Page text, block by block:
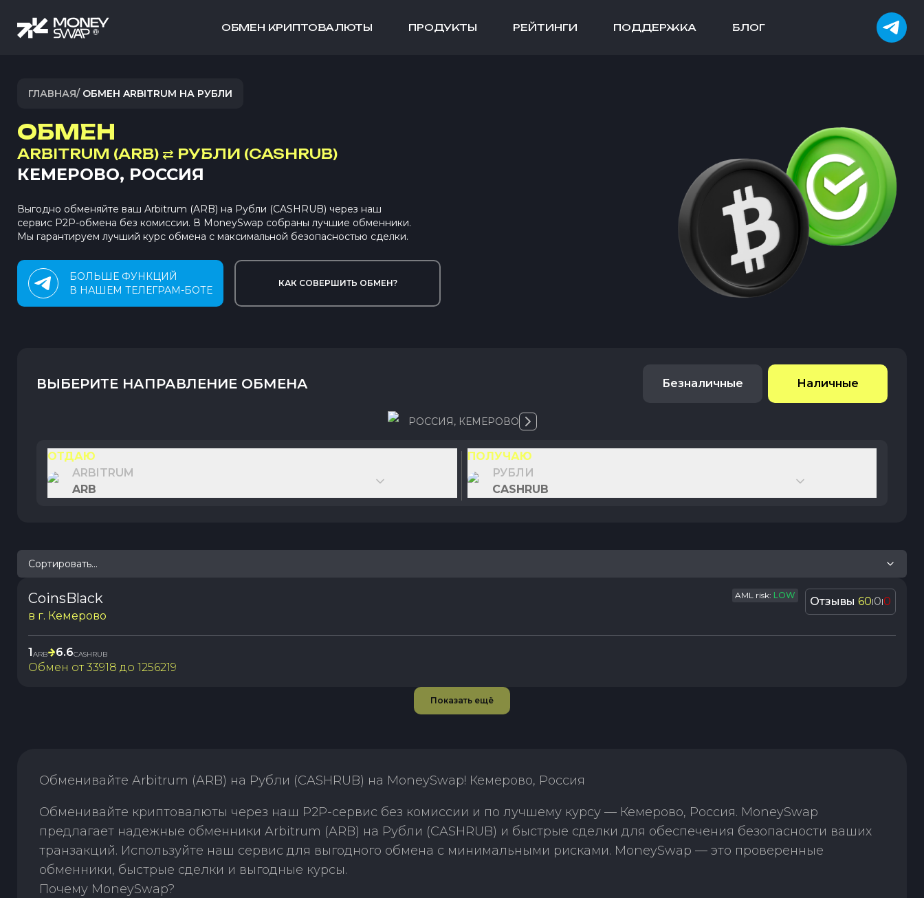
ОБМЕН КРИПТОВАЛЮТЫ ПРОДУКТЫ РЕЙТИНГИ ПОДДЕРЖКА БЛОГ
ГЛАВНАЯ/ ОБМЕН ARBITRUM НА РУБЛИ
ОБМЕН
ARBITRUM (ARB) ⇄ РУБЛИ (CASHRUB)
КЕМЕРОВО, РОССИЯ
Выгодно обменяйте ваш Arbitrum (ARB) на Рубли (CASHRUB) через наш
сервис P2P-обмена без комиссии. В MoneySwap собраны лучшие обменники.
Мы гарантируем лучший курс обмена с максимальной безопасностью сделки.
БОЛЬШЕ ФУНКЦИЙ
В НАШЕМ ТЕЛЕГРАМ-БОТЕ
КАК СОВЕРШИТЬ ОБМЕН?
ВЫБЕРИТЕ НАПРАВЛЕНИЕ ОБМЕНА Безналичные Наличные
РОССИЯ, КЕМЕРОВО
ОТДАЮ
ARBITRUM
ARB
ПОЛУЧАЮ
РУБЛИ
CASHRUB
Сортировать...
CoinsBlack AML risk: LOW
в г. Кемерово
Отзывы 60|0|0
1ARB 6.6CASHRUB
Обмен от33918 до 1256219
Показать ещё
Обменивайте Arbitrum (ARB) на Рубли (CASHRUB) на MoneySwap! Кемерово, Россия
Обменивайте криптовалюты через наш P2P-сервис без комиссии и по лучшему курсу — Кемерово, Россия. MoneySwap
предлагает надежные обменники Arbitrum (ARB) на Рубли (CASHRUB) и быстрые сделки для обеспечения безопасности ваших
транзакций. Используйте наш сервис для выгодного обмена с минимальными рисками. MoneySwap — это проверенные
обменники, быстрые сделки и выгодные курсы.
Почему MoneySwap?